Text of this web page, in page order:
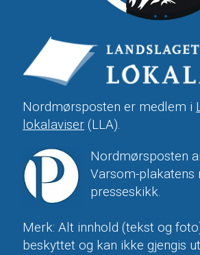
Nordmørsposten er medlem i
lokalaviser (LLA).
Nordmørsposten
Varsom-plakatens
presseskikk.
Merk: Alt innhold (tekst og
beskyttet og kan ikke gjengis